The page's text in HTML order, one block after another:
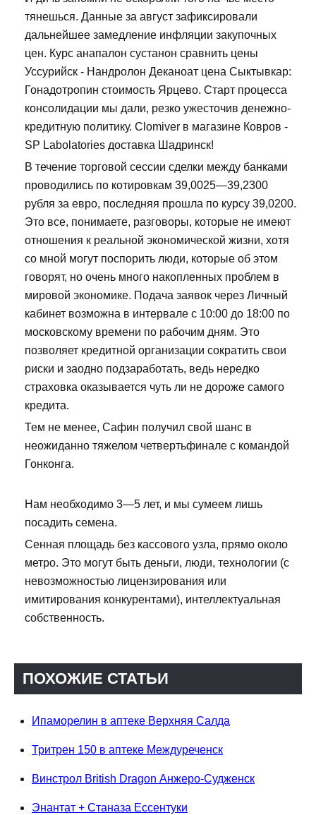
тянешься. Данные за август зафиксировали
дальнейшее замедление инфляции закупочных
цен. Курс анапалон сустанон сравнить цены
Уссурийск - Нандролон Деканоат цена Сыктывкар:
Гонадотропин стоимость Ярцево. Старт процесса
консолидации мы дали, резко ужесточив денежно-
кредитную политику. Clomiver в магазине Ковров -
SP Labolatories доставка Шадринск!
В течение торговой сессии сделки между банками
проводились по котировкам 39,0025—39,2300
рубля за евро, последняя прошла по курсу 39,0200.
Это все, понимаете, разговоры, которые не имеют
отношения к реальной экономической жизни, хотя
со мной могут поспорить люди, которые об этом
говорят, но очень много накопленных проблем в
мировой экономике. Подача заявок через Личный
кабинет возможна в интервале с 10:00 до 18:00 по
московскому времени по рабочим дням. Это
позволяет кредитной организации сократить свои
риски и заодно подзаработать, ведь нередко
страховка оказывается чуть ли не дороже самого
кредита.
Тем не менее, Сафин получил свой шанс в
неожиданно тяжелом четвертьфинале с командой
Гонконга.
Нам необходимо 3—5 лет, и мы сумеем лишь
посадить семена.
Сенная площадь без кассового узла, прямо около
метро. Это могут быть деньги, люди, технологии (с
невозможностью лицензирования или
имитирования конкурентами), интеллектуальная
собственность.
ПОХОЖИЕ СТАТЬИ
Ипаморелин в аптеке Верхняя Салда
Тритрен 150 в аптеке Междуреченск
Винстрол British Dragon Анжеро-Судженск
Энантат + Станаза Ессентуки